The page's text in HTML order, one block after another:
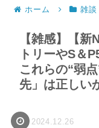
ホーム 雑談
【雑感】【
トリーやS＆
これらの“弱
先」は正しい
2024.12.26